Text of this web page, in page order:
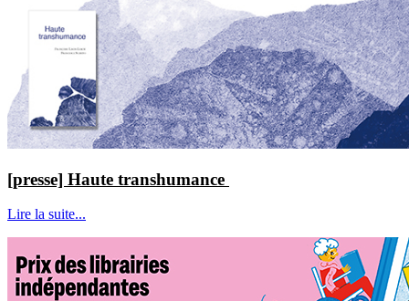
[presse] Haute transhumance
Lire la suite...